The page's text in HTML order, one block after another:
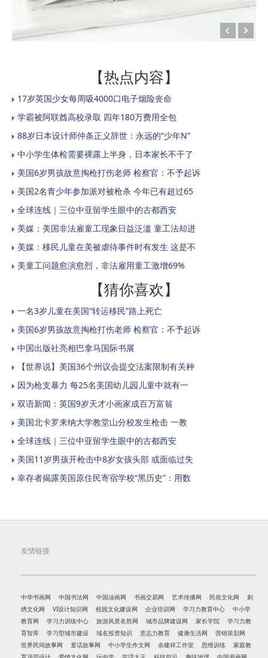
【热点内容】
17岁英国少女每周吸4000口电子烟险丧命
学霸被阿联酋高校录取 四年180万费用全包
88岁日本设计师仲条正义辞世：永远的“少年N”
中小学生体检需要裸露上半身，日本家长不干了
美国6岁男孩故意掏枪打伤老师 检察官：不予起诉
美国2名青少年参加派对被枪杀 今年已有超过65
全球连线｜三位中亚留学生眼中的古都西安
美媒：美国非法雇童工现象日益泛滥 童工法却进
美媒：移民儿童在美被虐待事件时有发生 这是不
美童工问题愈演愈烈，非法雇用童工激增69%
【猜你喜欢】
一名3岁儿童在美国“转运移民”路上死亡
美国6岁男孩故意掏枪打伤老师 检察官：不予起诉
中国出版社亮相巴拿马国际书展
【世界说】美国36个州议会提交法案限制有关种
因为枪支暴力 每25名美国幼儿园儿童中就有一
双语新闻：英国9岁天才小画家成百万富翁
美国北卡罗来纳大学教堂山分校发生枪击 一教
全球连线｜三位中亚留学生眼中的古都西安
美国11岁男孩开枪击中8岁女孩头部 或面临过失
幸存者揭露美国原住民寄宿学校“黑历史”：用数
友情链接
中华书画网 中国书法网 中国油画网 书画交易网 艺术传播网 民俗文化网
刺
绣文化网
VI设计知识网 校园文化建设网 企业培训网 学习力教育中心
中小学
教育网
学习力训练中心 旅游风景名胜网 城市品牌建设网 家长学院
学习力教
育智库
学习型城市建设 域名投资知识 意志力教育 健康生活网
营销策划网
世界民间故事网
童话故事网 中小学生作文网 余建祥工作室 思维训练
家庭教